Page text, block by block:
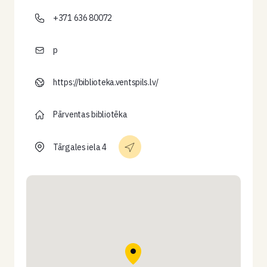
+371 636 80072
p
https://biblioteka.ventspils.lv/
Pārventas bibliotēka
Tārgales iela 4